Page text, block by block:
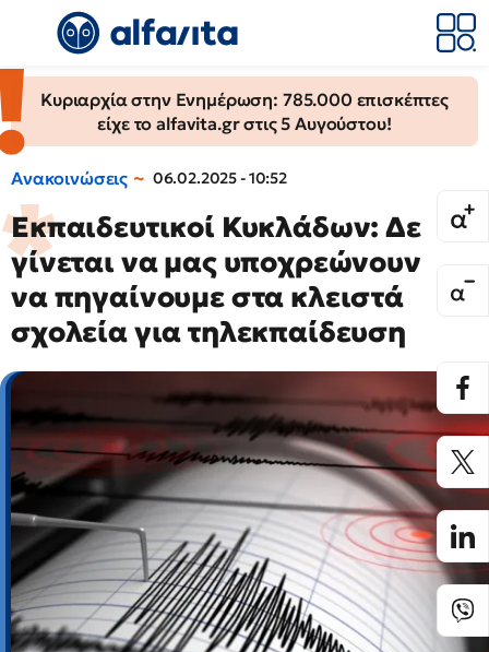
Κυριαρχία στην Ενημέρωση: 785.000 επισκέπτες
είχε το alfavita.gr στις 5 Αυγούστου!
Ανακοινώσεις 06.02.2025 - 10:52
Εκπαιδευτικοί Κυκλάδων: Δε
γίνεται να μας υποχρεώνουν
να πηγαίνουμε στα κλειστά
σχολεία για τηλεκπαίδευση